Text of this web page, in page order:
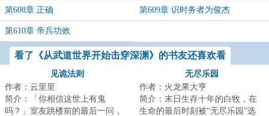
第608章 正确 第609章 识时务者为俊杰
第610章 帝兵功效
看了《从武道世界开始击穿深渊》的书友还喜欢看
见诡法则
作者：云里里
简介：「你相信这世上有鬼
吗？」室友跳楼前的最后一问，
无尽乐园
作者：火龙果大亨
简介：末日生存十年的白牧，在
生命的最后时刻被“无尽乐园”选